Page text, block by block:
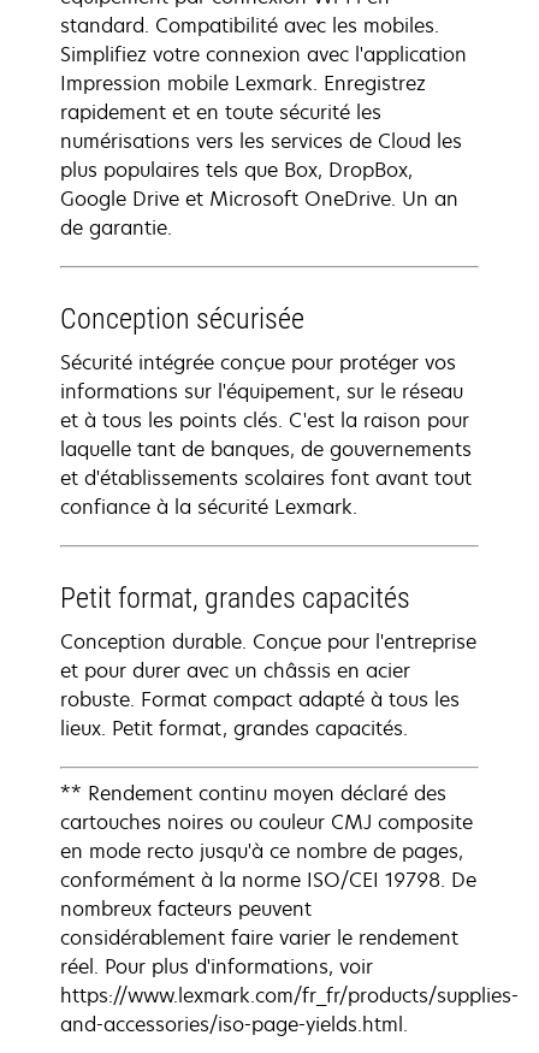
standard. Compatibilité avec les mobiles.
Simplifiez votre connexion avec l'application
Impression mobile Lexmark. Enregistrez
rapidement et en toute sécurité les
numérisations vers les services de Cloud les
plus populaires tels que Box, DropBox,
Google Drive et Microsoft OneDrive. Un an
de garantie.
Conception sécurisée
Sécurité intégrée conçue pour protéger vos
informations sur l'équipement, sur le réseau
et à tous les points clés. C'est la raison pour
laquelle tant de banques, de gouvernements
et d'établissements scolaires font avant tout
confiance à la sécurité Lexmark.
Petit format, grandes capacités
Conception durable. Conçue pour l'entreprise
et pour durer avec un châssis en acier
robuste. Format compact adapté à tous les
lieux. Petit format, grandes capacités.
** Rendement continu moyen déclaré des
cartouches noires ou couleur CMJ composite
en mode recto jusqu'à ce nombre de pages,
conformément à la norme ISO/CEI 19798. De
nombreux facteurs peuvent
considérablement faire varier le rendement
réel. Pour plus d'informations, voir
https://www.lexmark.com/fr_fr/products/supplies-
and-accessories/iso-page-yields.html.